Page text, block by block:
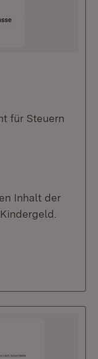
für Steuern
Inhalt der